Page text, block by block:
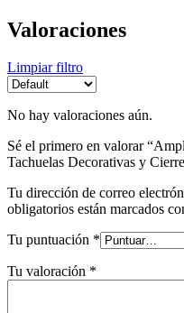
Valoraciones
Limpiar filtro
No hay valoraciones aún.
Sé el primero en valorar
Tachuelas Decorativas y
Tu dirección de correo
obligatorios están marcados
Tu puntuación *
Tu valoración *